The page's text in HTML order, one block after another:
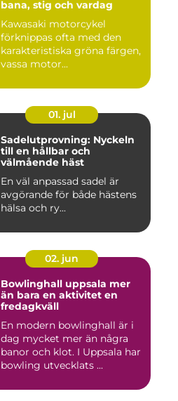
bana, stig och vardag
Kawasaki motorcykel
förknippas ofta med den
karakteristiska gröna färgen,
vassa motor...
01. jul
Sadelutprovning: Nyckeln
till en hållbar och
välmående häst
En väl anpassad sadel är
avgörande för både hästens
hälsa och ry...
02. jun
Bowlinghall uppsala mer
än bara en aktivitet en
fredagkväll
En modern bowlinghall är i
dag mycket mer än några
banor och klot. I Uppsala har
bowling utvecklats ...